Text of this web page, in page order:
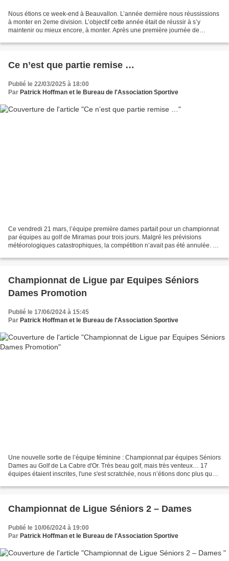
Nous étions ce week-end à Beauvallon. L’année dernière nous réussissions
à monter en 2eme division. L’objectif cette année était de réussir à s’y
maintenir ou mieux encore, à monter. Après une première journée de
Ce n’est que partie remise …
Publié le 22/03/2025 à 18:00
Par Patrick Hoffman et le Bureau de l'Association Sportive
Ce vendredi 21 mars, l’équipe première dames partait pour un championnat
par équipes au golf de Miramas pour trois jours. Malgré les prévisions
météorologiques catastrophiques, la compétition n’avait pas été annulée. Le
Championnat de Ligue par Equipes Séniors
Dames Promotion
Publié le 17/06/2024 à 15:45
Par Patrick Hoffman et le Bureau de l'Association Sportive
Une nouvelle sortie de l’équipe féminine : Championnat par équipes Séniors
Dames au Golf de La Cabre d'Or. Très beau golf, mais très venteux… 17
équipes étaient inscrites, l'une s'est scratchée, nous n’étions donc plus que
Championnat de Ligue Séniors 2 – Dames
Publié le 10/06/2024 à 19:00
Par Patrick Hoffman et le Bureau de l'Association Sportive